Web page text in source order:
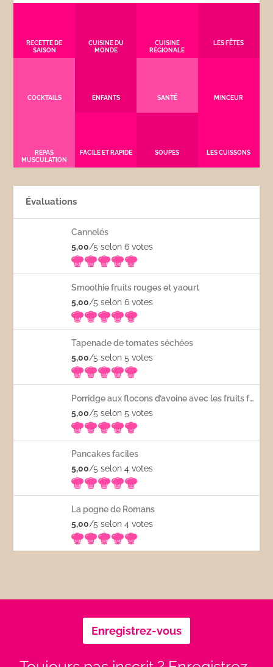
RECETTE DE
SAISON
CUISINE DU
MONDE
CUISINE
RÉGIONALE
LES FÊTES
COCKTAILS ENFANTS SANTÉ MINCEUR
REPAS
MUSCULATION
FACILE ET RAPIDE SOUPES LES CUISSONS
Évaluations
Cannelés
5,00/5 selon 6votes
Smoothie fruits rouges et yaourt
5,00/5 selon 6votes
Tapenade de tomates séchées
5,00/5 selon 5votes
Porridge aux flocons d’avoine avec les fruits frais
5,00/5 selon 5votes
Pancakes faciles
5,00/5 selon 4votes
La pogne de Romans
5,00/5 selon 4votes
Enregistrez-vous